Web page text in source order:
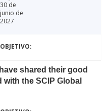
30 de
junio de
2027
shared their good
the SCIP Global